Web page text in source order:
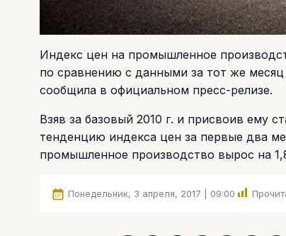
Индекс цен на промышленное
по сравнению с данными за тот же
сообщила в официальном пресс-релизе.
Взяв за базовый 2010 г. и присвоив ему
тенденцию индекса цен за первые два
промышленное производство вырос на
Понедельник, 3 апреля, 2017 | 09:00